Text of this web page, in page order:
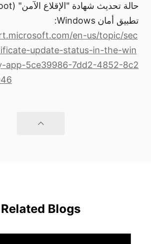
تطبيق أمان Windows:
en-us/topic/sec
update-status-in-the-win
app-5ce39986-7dd2-4852-8c2
Related Blogs